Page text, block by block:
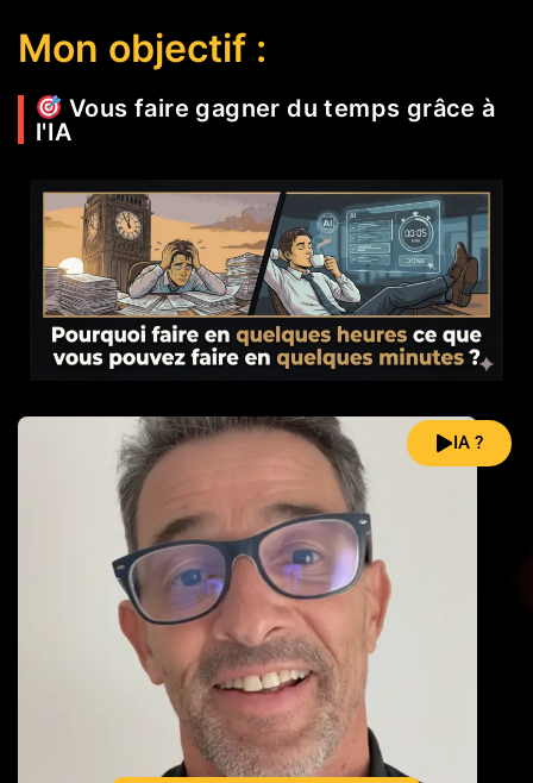
Mon objectif :
Vous faire gagner du temps grâce à
l'IA
IA ?